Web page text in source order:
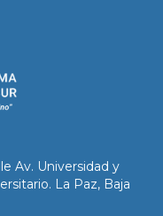
Av. Universidad y
La Paz, Baja